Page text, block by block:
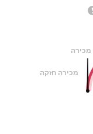
מכירה
מכירה חזקה